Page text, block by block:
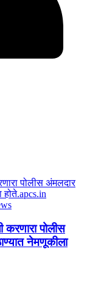
करणारा पोलीस
नेमणूकीला